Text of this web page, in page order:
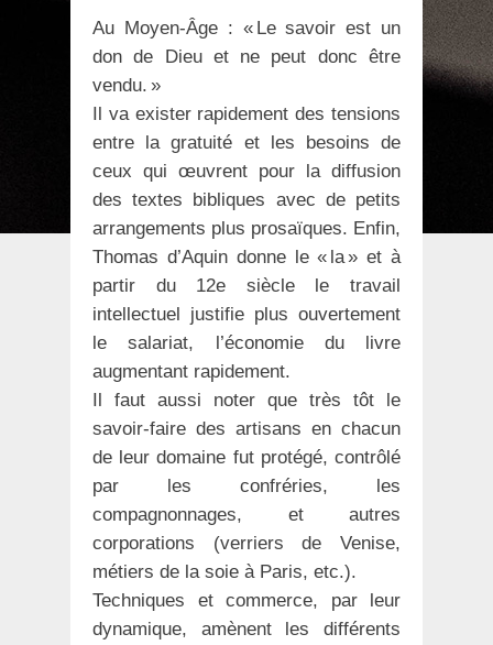
Au Moyen-Âge : « Le savoir est un
don de Dieu et ne peut donc être
vendu. »
Il va exister rapidement des tensions
entre la gratuité et les besoins de
ceux qui œuvrent pour la diffusion
des textes bibliques avec de petits
arrangements plus prosaïques. Enfin,
Thomas d’Aquin donne le « la » et à
partir du 12e siècle le travail
intellectuel justifie plus ouvertement
le salariat, l’économie du livre
augmentant rapidement.
Il faut aussi noter que très tôt le
savoir-faire des artisans en chacun
de leur domaine fut protégé, contrôlé
par les confréries, les
compagnonnages, et autres
corporations (verriers de Venise,
métiers de la soie à Paris, etc.).
Techniques et commerce, par leur
dynamique, amènent les différents